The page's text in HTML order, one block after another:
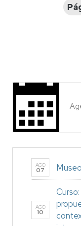
AGO
07
AGO
10